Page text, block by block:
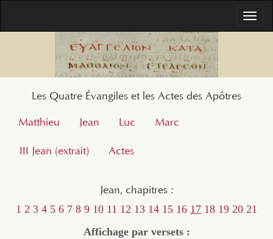
Les Quatre Évangiles et les Actes des Apôtres
Matthieu
Jean Luc Marc
III Jean (extrait) Actes
Jean, chapitres :
1 2 3 4 5 6 7 8 9 10 11 12 13 14 15 16 17 18 19 20 21
Affichage par versets :